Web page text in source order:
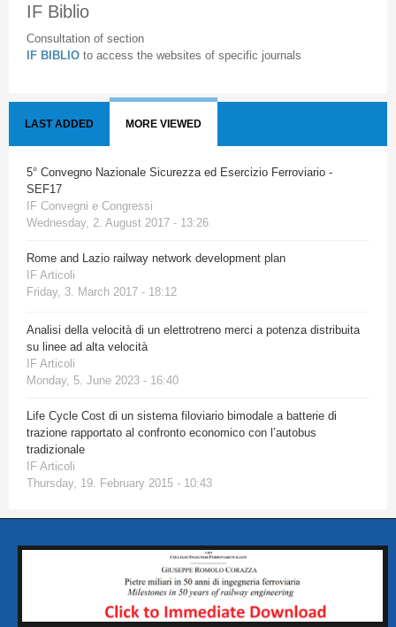
IF Biblio
Consultation of section
IF BIBLIO to access the websites of specific journals
LAST ADDED MORE VIEWED
5° Convegno Nazionale Sicurezza ed Esercizio Ferroviario -
SEF17
IF Convegni e Congressi
Wednesday, 2. August 2017 - 13:26
Rome and Lazio railway network development plan
IF Articoli
Friday, 3. March 2017 - 18:12
Analisi della velocità di un elettrotreno merci a potenza distribuita
su linee ad alta velocità
IF Articoli
Monday, 5. June 2023 - 16:40
Life Cycle Cost di un sistema filoviario bimodale a batterie di
trazione rapportato al confronto economico con l’autobus
tradizionale
IF Articoli
Thursday, 19. February 2015 - 10:43